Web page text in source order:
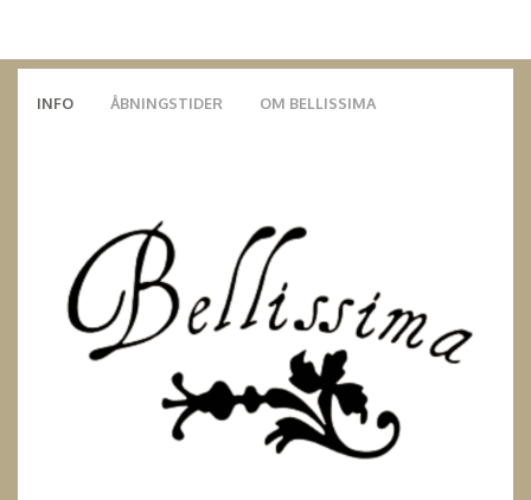
INFO ÅBNINGSTIDER OM BELLISSIMA